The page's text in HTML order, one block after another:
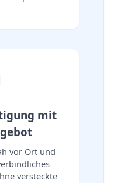
mit
vor Ort und
versteckte